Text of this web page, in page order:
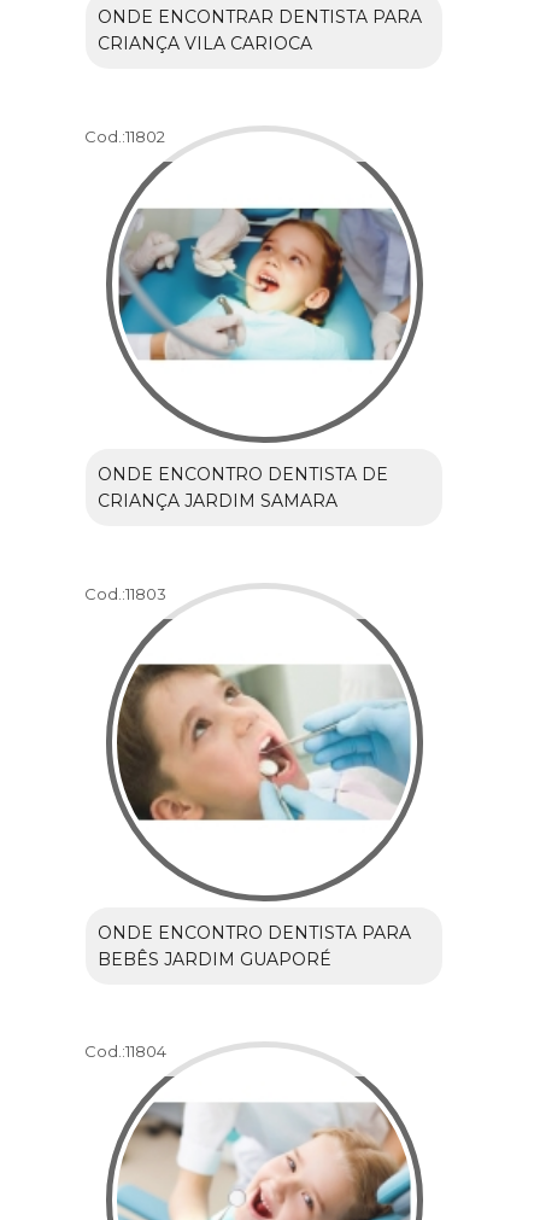
ONDE ENCONTRAR DENTISTA PARA
CRIANÇA VILA CARIOCA
Cod.:11802
ONDE ENCONTRO DENTISTA DE
CRIANÇA JARDIM SAMARA
Cod.:11803
ONDE ENCONTRO DENTISTA PARA
BEBÊS JARDIM GUAPORÉ
Cod.:11804